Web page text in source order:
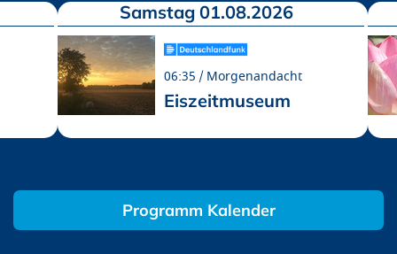
Samstag 01.08.2026
06:35 Morgenandacht
Eiszeitmuseum
Programm Kalender